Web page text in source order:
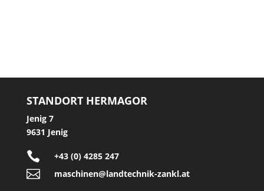
STANDORT HERMAGOR
Jenig 7
9631 Jenig
 +43 (0) 4285 247
 maschinen@landtechnik-zankl.at